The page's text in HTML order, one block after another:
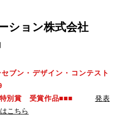
ション株式会社
ブン・デザイン・コンテスト
特別賞 受賞作品■■■ 発表
こちら